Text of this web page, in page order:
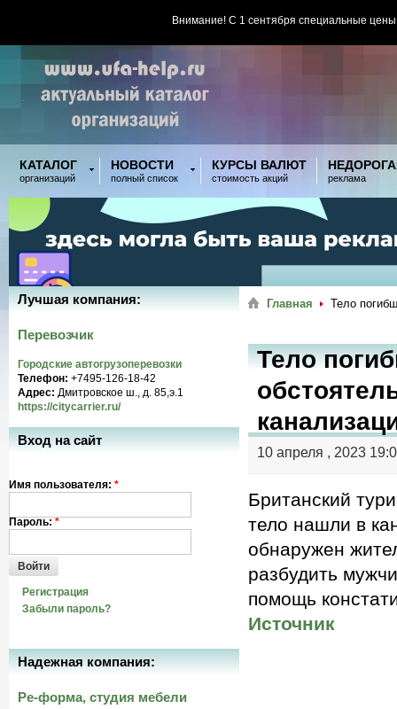
Внимание! С 1 сентября специальные
КАТАЛОГ
организаций
НОВОСТИ
полный список
КУРСЫ ВАЛЮТ
стоимость акций реклама
Главная Тело
Тело
10 апреля , 2023
Британский
тело нашли в
обнаружен
разбудить
помощь
Источник
Лучшая компания:
Перевозчик
Городские автогрузоперевозки
Телефон: +7495-126-18-42
Адрес: Дмитровское ш., д. 85,э.1
https://citycarrier.ru/
Вход на сайт
Имя пользователя: *
Пароль: *
Войти
Регистрация
Забыли пароль?
Надежная компания:
Ре-форма, студия мебели